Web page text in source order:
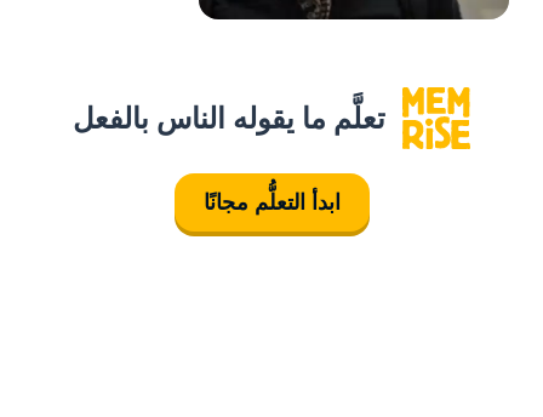
تعلَّم ما يقوله الناس بالفعل
ابدأ التعلُّم مجانًا